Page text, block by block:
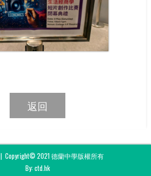
返回
| Copyright© 2021 德蘭中學版權所有
By: ctd.hk